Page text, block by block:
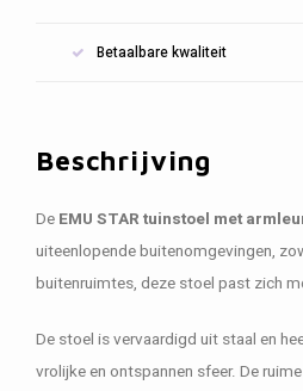
Betaalbare kwaliteit
Beschrijving
De EMU STAR tuinstoel met
uiteenlopende buitenomgevingen,
buitenruimtes, deze stoel past zich
De stoel is vervaardigd uit staal en
vrolijke en ontspannen sfeer. De